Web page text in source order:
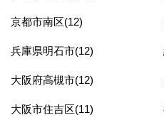
京都市南区(12)
兵庫県明石市(12)
大阪府高槻市(12)
大阪市住吉区(11)